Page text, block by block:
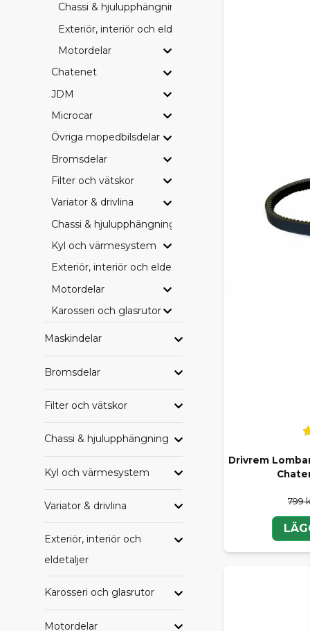
Chassi & hjulupphängning
Exteriör, interiör och eldetaljer
Motordelar
Chatenet
JDM
Microcar
Övriga mopedbilsdelar
Bromsdelar
Filter och vätskor
Variator & drivlina
Chassi & hjulupphängning
Kyl och värmesystem
Exteriör, interiör och eldetaljer
Motordelar
Karosseri och glasrutor
Maskindelar
Bromsdelar
Filter och vätskor
Chassi & hjulupphängning
Kyl och värmesystem
Variator & drivlina
Exteriör, interiör och
eldetaljer
Karosseri och glasrutor
Motordelar
Perfekt för
SCP,
Hos oss är
budget
Vi tycker
Alla delar
Alla delar
Alla delar
Alla delar
Oavsett om
SCP får
Behöver
Drivrem
799